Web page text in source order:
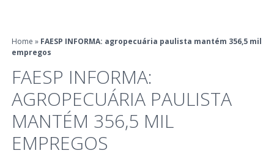
Home » FAESP INFORMA: agropecuária paulista mantém 356,5 mil
empregos
FAESP INFORMA:
AGROPECUÁRIA PAULISTA
MANTÉM 356,5 MIL
EMPREGOS